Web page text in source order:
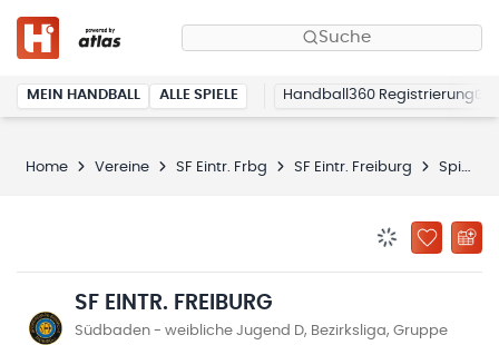
Suche
MEIN HANDBALL ALLE SPIELE Handball360 Registrierung
Home Vereine SF Eintr. Frbg SF Eintr. Freiburg Spielplan
ZU
SF EINTR. FREIBURG
Südbaden - weibliche Jugend D, Bezirksliga, Gruppe